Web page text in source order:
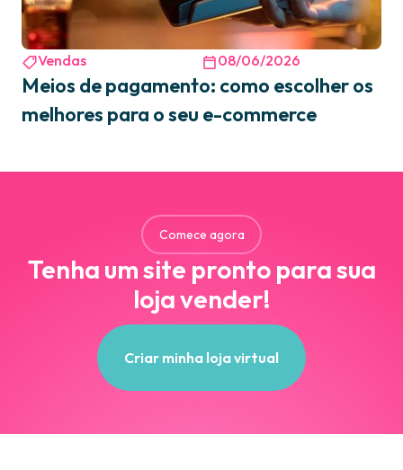
Vendas 08/06/2026
Meios de pagamento: como escolher os
melhores para o seu e-commerce
Comece agora
Tenha um site pronto para sua
loja vender!
Criar minha loja virtual